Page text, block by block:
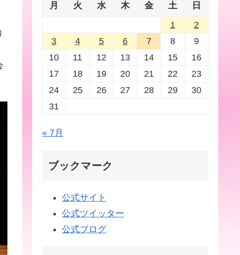
月
火 水 木 金 土
日
1
2
3
4 5 6 7 8
9
10
11 12 13 14 15
16
17
18 19 20 21 22
23
24
25 26 27 28 29
30
31
« 7月
ブックマーク
公式サイト
公式ツイッター
公式ブログ